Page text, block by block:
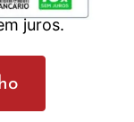
juros.